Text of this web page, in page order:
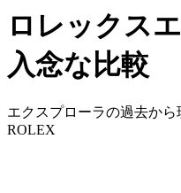
ロレックス
入念な比較
エクスプローラの過去から
ROLEX